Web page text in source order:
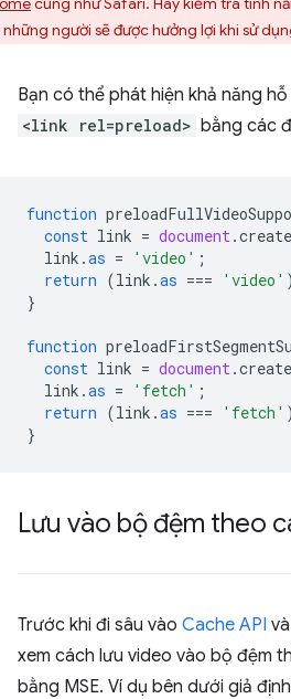
người sẽ được hưởng lợi khi sử
Bạn có thể phát hiện khả năng
<link rel=preload> bằng các
function
const link = document.
link .as = 'video' ;
return (link .as === 'video'
}
function
const link = document.
link .as = 'fetch' ;
return (link .as === 'fetch'
}
Lưu vào bộ đệm theo
Trước khi đi sâu vào Cache API
xem cách lưu video vào bộ đệm
bằng MSE. Ví dụ bên dưới giả